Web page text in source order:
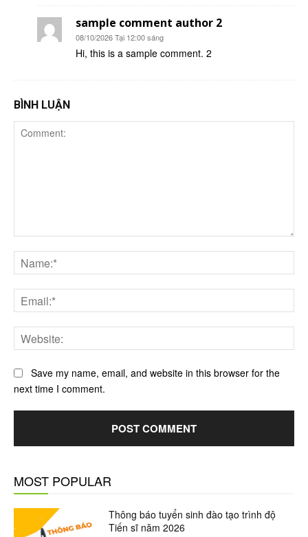
sample comment author 2
08/10/2026 Tại 12:00 sáng
Hi, this is a sample comment. 2
BÌNH LUẬN
Save my name, email, and website in this browser for the
next time I comment.
MOST POPULAR
Thông báo tuyển sinh đào tạo trình độ
Tiến sĩ năm 2026